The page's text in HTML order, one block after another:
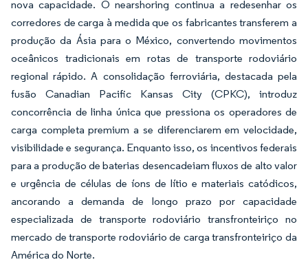
nova capacidade. O nearshoring continua a redesenhar os
corredores de carga à medida que os fabricantes transferem a
produção da Ásia para o México, convertendo movimentos
oceânicos tradicionais em rotas de transporte rodoviário
regional rápido. A consolidação ferroviária, destacada pela
fusão Canadian Pacific Kansas City (CPKC), introduz
concorrência de linha única que pressiona os operadores de
carga completa premium a se diferenciarem em velocidade,
visibilidade e segurança. Enquanto isso, os incentivos federais
para a produção de baterias desencadeiam fluxos de alto valor
e urgência de células de íons de lítio e materiais catódicos,
ancorando a demanda de longo prazo por capacidade
especializada de transporte rodoviário transfronteiriço no
mercado de transporte rodoviário de carga transfronteiriço da
América do Norte.